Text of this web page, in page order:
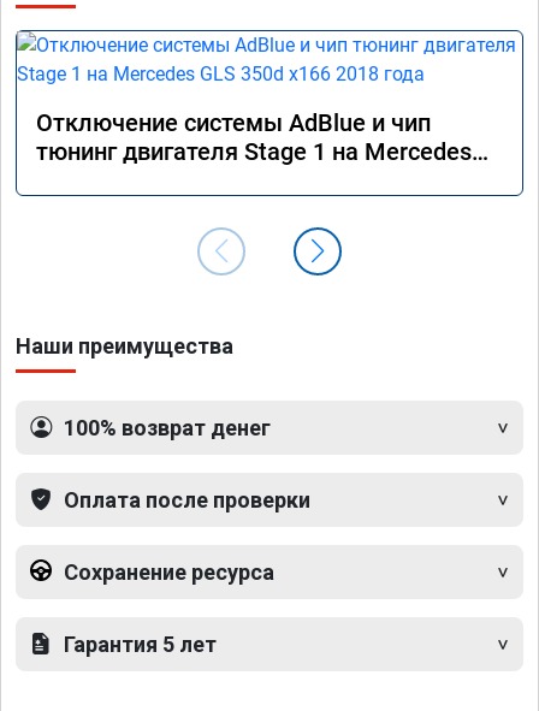
Отключение системы AdBlue и чип
тюнинг двигателя Stage 1 на Mercedes
Наши преимущества
100% возврат денег
Оплата после проверки
Сохранение ресурса
Гарантия 5 лет